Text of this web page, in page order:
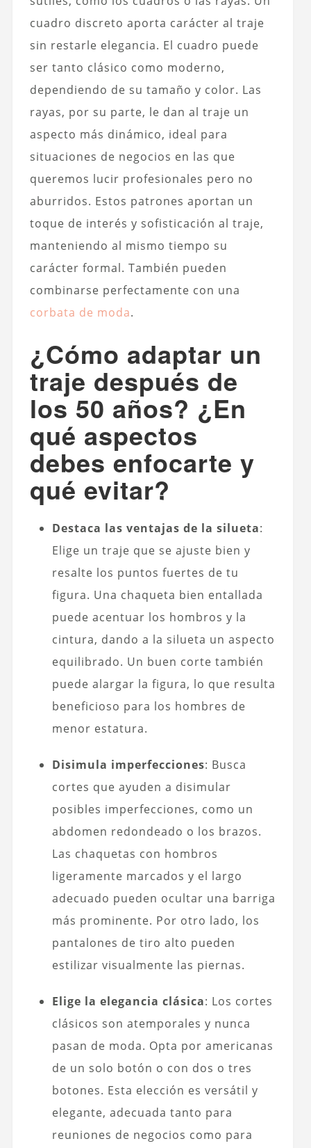
cuadro discreto aporta carácter al traje
sin restarle elegancia. El cuadro puede
ser tanto clásico como moderno,
dependiendo de su tamaño y color. Las
rayas, por su parte, le dan al traje un
aspecto más dinámico, ideal para
situaciones de negocios en las que
queremos lucir profesionales pero no
aburridos. Estos patrones aportan un
toque de interés y sofisticación al traje,
manteniendo al mismo tiempo su
carácter formal. También pueden
combinarse perfectamente con una
corbata de moda.
¿Cómo adaptar un
traje después de
los 50 años? ¿En
qué aspectos
debes enfocarte y
qué evitar?
Destaca las ventajas de la silueta:
Elige un traje que se ajuste bien y
resalte los puntos fuertes de tu
figura. Una chaqueta bien entallada
puede acentuar los hombros y la
cintura, dando a la silueta un aspecto
equilibrado. Un buen corte también
puede alargar la figura, lo que resulta
beneficioso para los hombres de
menor estatura.
Disimula imperfecciones: Busca
cortes que ayuden a disimular
posibles imperfecciones, como un
abdomen redondeado o los brazos.
Las chaquetas con hombros
ligeramente marcados y el largo
adecuado pueden ocultar una barriga
más prominente. Por otro lado, los
pantalones de tiro alto pueden
estilizar visualmente las piernas.
Elige la elegancia clásica: Los cortes
clásicos son atemporales y nunca
pasan de moda. Opta por americanas
de un solo botón o con dos o tres
botones. Esta elección es versátil y
elegante, adecuada tanto para
reuniones de negocios como para